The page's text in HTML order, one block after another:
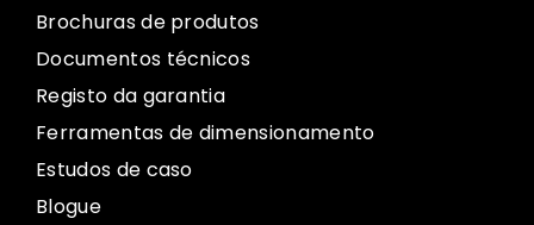
Brochuras de produtos
Documentos técnicos
Registo da garantia
Ferramentas de dimensionamento
Estudos de caso
Blogue